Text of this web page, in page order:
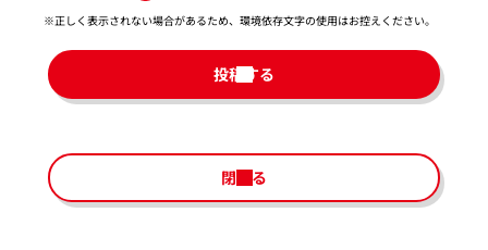
※正しく表示されない場合があるため、環境依存文字の使用はお控えください。​
投稿する
閉じる